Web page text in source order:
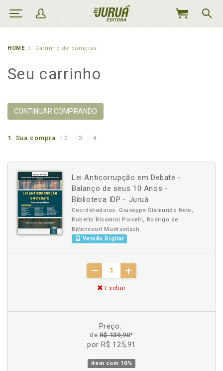
MEU
HOME Carrinho de compras
Seu carrinho
CONTINUAR COMPRANDO
1. Sua compra 2. 3. 4.
Lei Anticorrupção em Debate -
Balanço de seus 10 Anos -
Biblioteca IDP - Juruá
Coordenadores: Giuseppe Giamundo Neto,
Roberto Ricomini Piccelli, Rodrigo de
Bittencourt Mudrovitsch
Versão Digital
Excluir
Preço:
deR$ 139,90*
por R$ 125,91
item com 10%